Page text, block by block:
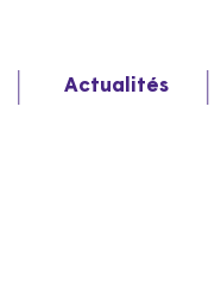
Actualités